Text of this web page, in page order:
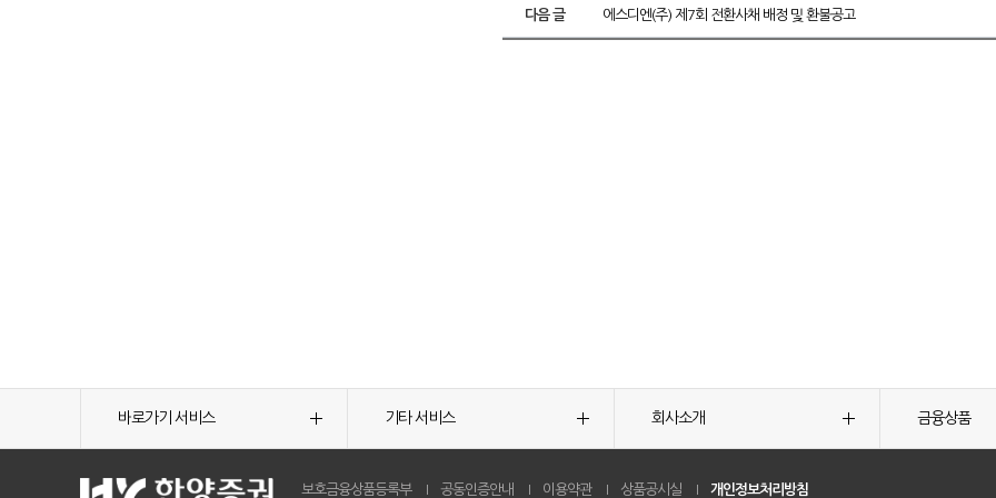
다음 글 에스디엔(주) 제7회 전환사채 배정 및 환불공고
바로가기 서비스 기타 서비스 회사소개 금융상품
보호금융상품등록부 공동인증안내 이용약관 상품공시실 개인정보처리방침